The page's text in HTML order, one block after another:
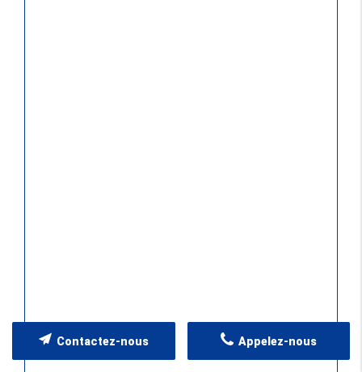
Appelez-nous
Contactez-nous